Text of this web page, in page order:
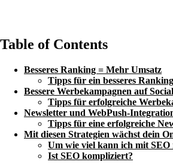
Table of Contents
Besseres Ranking = Mehr Umsatz
Tipps für ein besseres Ranking
Bessere Werbekampagnen auf
Tipps für erfolgreiche
Newsletter und WebPush-
Tipps für eine erfolgreiche
Mit diesen Strategien wächst dein
Um wie viel kann ich mit SEO
Ist SEO kompliziert?